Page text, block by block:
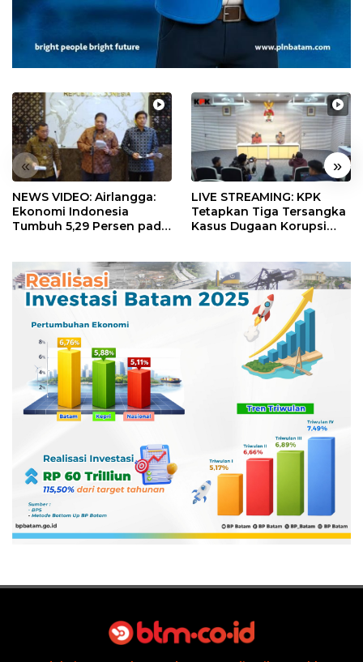
« »
NEWS VIDEO: Airlangga:
Ekonomi Indonesia
Tumbuh 5,29 Persen pada
LIVE STREAMING: KPK
Tetapkan Tiga Tersangka
Kasus Dugaan Korupsi